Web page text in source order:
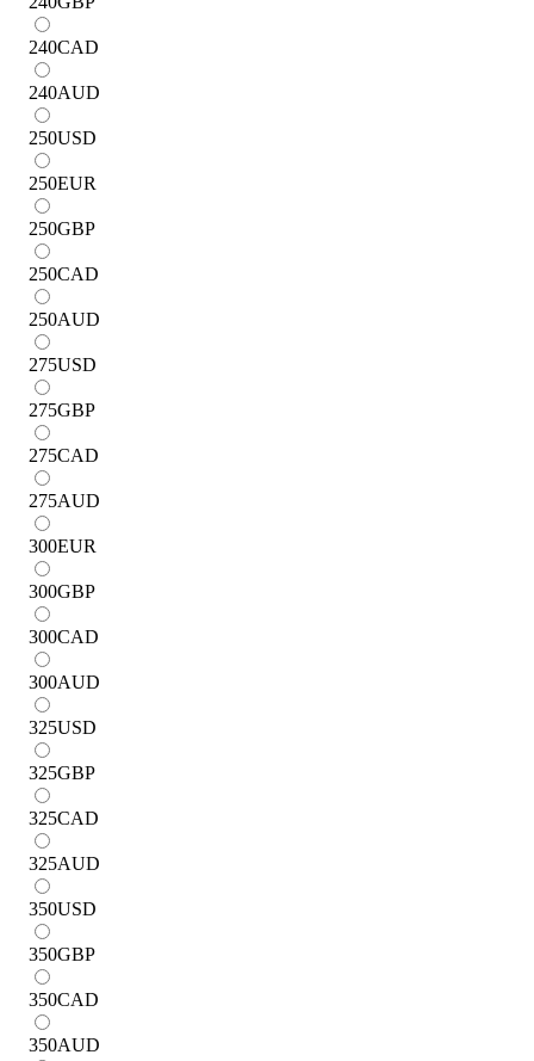
240CAD
240AUD
250USD
250EUR
250GBP
250CAD
250AUD
275USD
275GBP
275CAD
275AUD
300EUR
300GBP
300CAD
300AUD
325USD
325GBP
325CAD
325AUD
350USD
350GBP
350CAD
350AUD